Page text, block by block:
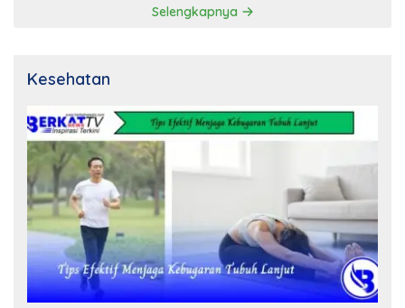
Selengkapnya
Kesehatan